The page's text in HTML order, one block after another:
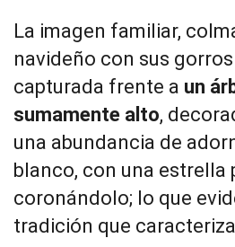
La imagen familiar,
navideño con sus
capturada frente a un
sumamente alto,
una abundancia de
blanco, con una estrella
coronándolo; lo que
tradición que